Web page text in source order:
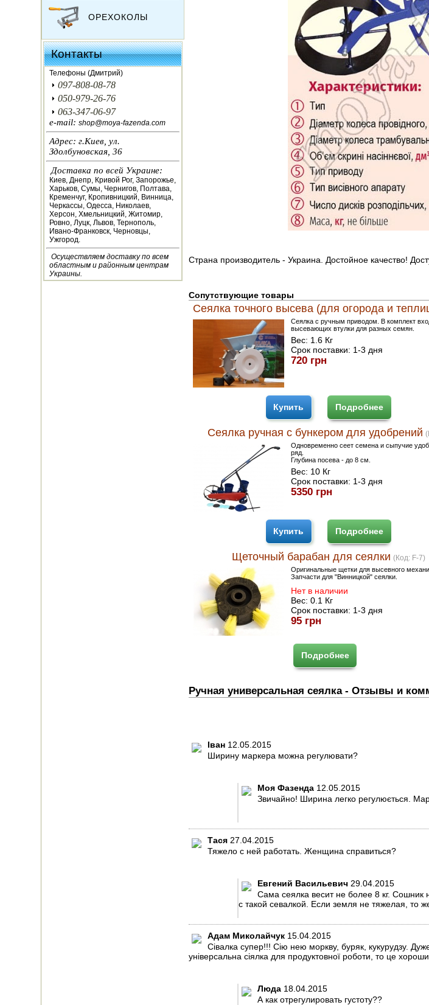
ОРЕХОКОЛЫ
ИНКУБАТОРЫ
ЗЕРНОДРОБИЛКИ
КОРМОРЕЗКИ
СОЛОМОРЕЗКИ
АВТОКЛАВЫ
ДЛЯ ОГОРОДА
НАВЕСНОЕ ДЛЯ
МОТОБЛОКОВ
СЕПАРАТОРЫ И
МАСЛОБОЙКИ
СЫРОВАРНИ
Контакты
Телефоны (Дмитрий)
097-808-08-78
050-979-26-76
063-347-06-97
e-mail:shop@moya-fazenda.com
Адрес: г.Киев, ул.
Здолбуновская, 36
Доставка по всей Украине:
Киев, Днепр, Кривой Рог, Запорожье,
Харьков, Сумы, Чернигов, Полтава,
Кременчуг, Кропивницкий, Винница,
Черкассы, Одесса, Николаев,
Херсон, Хмельницкий, Житомир,
Ровно, Луцк, Львов, Тернополь,
Ивано-Франковск, Черновцы,
Ужгород.
Осуществляем доставку по всем
областным и районным центрам
Украины.
Страна производитель - Украина. Достойное качество!
Сопутствующие товары
Сеялка точного высева (для огорода и
Сеялка с ручным приводом. В комплект
высевающих втулки для разных семян.
Вес: 1.6 Кг
Срок поставки: 1-3 дня
720 грн
Купить Подробнее
Сеялка ручная с бункером для удобрений
Одновременно сеет семена и сыпучие
ряд.
Глубина посева - до 8 см.
Вес: 10 Кг
Срок поставки: 1-3 дня
5350 грн
Купить Подробнее
Щеточный барабан для сеялки (Код: F-7)
Оригинальные щетки для высевного
Запчасти для "Винницкой" сеялки.
Нет в наличии
Вес:0.1 Кг
Срок поставки: 1-3 дня
95 грн
Подробнее
Ручная универсальная сеялка - Отзывы и
Іван 12.05.2015
Ширину маркера можна регулювати?
Моя Фазенда 12.05.2015
Звичайно! Ширина легко регулюється.
Тася 27.04.2015
Тяжело с ней работать. Женщина справиться?
Евгений Васильевич 29.04.2015
Сама сеялка весит не более 8 кг.
с такой севалкой. Если земля не тяжелая, то
Адам Миколайчук 15.04.2015
Сівалка супер!!! Сію нею моркву, буряк, кукурудзу.
універсальна сіялка для продуктовної роботи, то це
Люда 18.04.2015
А как отрегулировать густоту??